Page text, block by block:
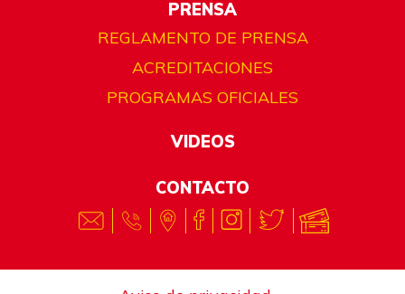
PRENSA
REGLAMENTO DE PRENSA
ACREDITACIONES
PROGRAMAS OFICIALES
VIDEOS
CONTACTO